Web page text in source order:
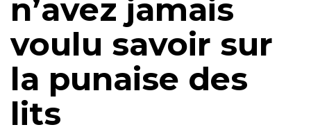
n’avez jamais
voulu savoir sur
la punaise des
lits